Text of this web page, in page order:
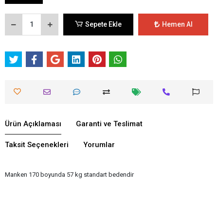
Sepete Ekle Hemen Al
Ürün Açıklaması Garanti ve Teslimat
Taksit Seçenekleri Yorumlar
Manken 170 boyunda 57 kg standart bedendir